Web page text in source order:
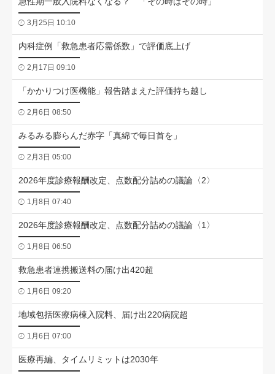
3月25日 10:10
内科症例「救急患者応需係数」で評価底上げ
2月17日 09:10
「かかりつけ医機能」報告踏まえた評価持ち越し
2月6日 08:50
みるみる膨らんだ赤字「真綿で毎日首を」
2月3日 05:00
2026年度診療報酬改定、点数配分詰めの議論〈2〉
1月8日 07:40
2026年度診療報酬改定、点数配分詰めの議論〈1〉
1月8日 06:50
救急患者連携搬送料の届け出420超
1月6日 09:20
地域包括医療病棟入院料、届け出220病院超
1月6日 07:00
医療再編、タイムリミットは2030年